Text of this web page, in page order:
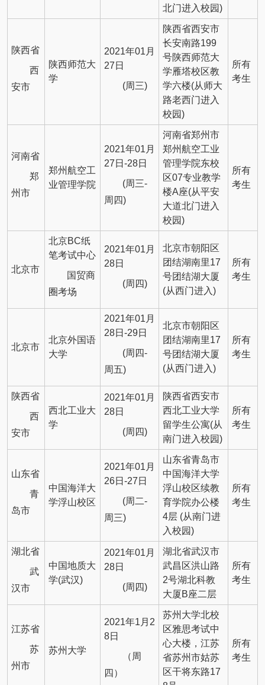
北门进入校园)
陕西省
西
安市
陕西师范大
学
2021年01月
27日
(周三)
陕西省西安市
长安南路199
号陕西师范大
学雁塔校区教
学六楼(从师大
路老西门进入
校园)
所有
考生
河南省
郑
州市
郑州航空工
业管理学院
2021年01月
27日-28日
(周三-
周四)
河南省郑州市
郑州航空工业
管理学院东校
区07专业教学
楼A座(从平安
大道北门进入
校园)
所有
考生
北京市
北京BC纸
笔考试中心
国贸商
圈考场
2021年01月
28日
(周四)
北京市朝阳区
团结湖南里17
号团结湖大厦
(从西门进入)
所有
考生
北京市
北京外国语
大学
2021年01月
28日-29日
(周四-
周五)
北京市朝阳区
团结湖南里17
号团结湖大厦
(从西门进入)
所有
考生
陕西省
西
安市
西北工业大
学
2021年01月
28日
(周四)
陕西省西安市
西北工业大学
留学生公寓(从
南门进入校园)
所有
考生
山东省
青
岛市
中国海洋大
学浮山校区
2021年01月
26日-27日
(周二-
周三)
山东省青岛市
中国海洋大学
浮山校区续教
育学院办公楼
4层 (从南门进
入校园)
所有
考生
湖北省
武
汉市
中国地质大
学(武汉)
2021年01月
28日
(周四)
湖北省武汉市
武昌区洪山路
2号湖北科教
大厦B座二层
所有
考生
江苏省
苏
州市
苏州大学
2021年1月2
8日
（周
四）
苏州大学北校
区雅思考试中
心大楼，江苏
省苏州市姑苏
区干将东路17
所有
考生